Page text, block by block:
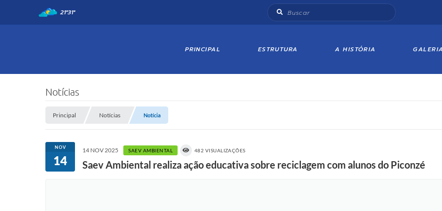
21°31°
PRINCIPAL ESTRUTURA A HISTÓRIA
Notícias
Principal Notícias Notícia
NOV
14
14 NOV 2025 SAEV AMBIENTAL 482 VISUALIZAÇÕES
Saev Ambiental realiza ação educativa sobre reciclagem com alunos do Piconzé